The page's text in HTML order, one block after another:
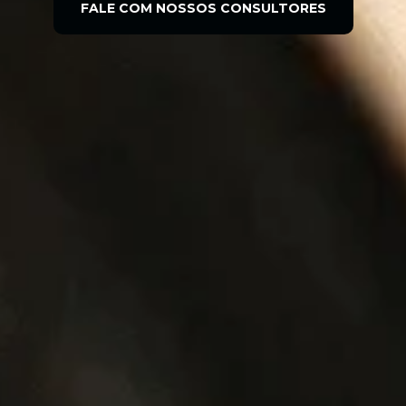
FALE COM NOSSOS CONSULTORES